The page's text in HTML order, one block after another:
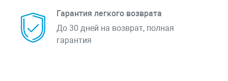
Гарантия легкого возврата
До 30 дней на возврат, полная
гарантия